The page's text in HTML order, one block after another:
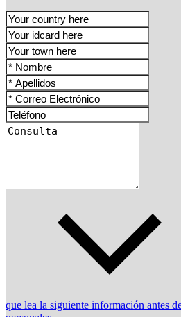
que lea la siguiente información antes